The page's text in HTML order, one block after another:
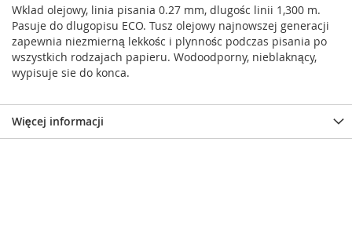
Wklad olejowy, linia pisania 0.27 mm, dlugośc linii 1,300 m.
Pasuje do dlugopisu ECO. Tusz olejowy najnowszej generacji
zapewnia niezmierną lekkośc i plynnośc podczas pisania po
wszystkich rodzajach papieru. Wodoodporny, nieblaknący,
wypisuje sie do konca.
Więcej informacji